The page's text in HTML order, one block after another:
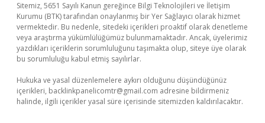
Sitemiz, 5651 Sayılı Kanun gereğince Bilgi Teknolojileri ve İletişim
Kurumu (BTK) tarafından onaylanmış bir Yer Sağlayıcı olarak hizmet
vermektedir. Bu nedenle, sitedeki içerikleri proaktif olarak denetleme
veya araştırma yükümlülüğümüz bulunmamaktadır. Ancak, üyelerimiz
yazdıkları içeriklerin sorumluluğunu taşımakta olup, siteye üye olarak
bu sorumluluğu kabul etmiş sayılırlar.
Hukuka ve yasal düzenlemelere aykırı olduğunu düşündüğünüz
içerikleri, backlinkpanelicomtr@gmail.com adresine bildirmeniz
halinde, ilgili içerikler yasal süre içerisinde sitemizden kaldırılacaktır.